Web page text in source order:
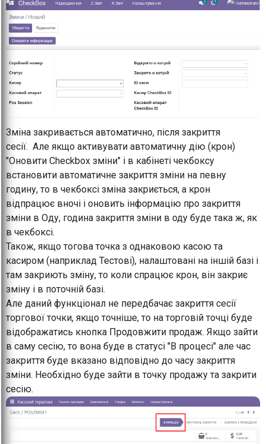
Зміна закривається автоматично, після закриття
сесії. Але якщо активувати автоматичну дію (крон)
"Оновити Checkbox зміни" і в кабінеті чекбоксу
встановити автоматичне закриття зміни на певну
годину, то в чекбоксі зміна закриється, а крон
відпрацює вночі і оновить інформацію про закриття
зміни в Оду, година закриття зміни в оду буде така ж, як
в чекбоксі.
Також, якщо тогова точка з однаковою касою та
касиром (наприклад Тестові), налаштовані на іншій базі і
там закриють зміну, то коли спрацює крон, він закриє
зміну і в поточній базі.
Але даний функціонал не передбачає закриття сесії
торгової точки, якщо точніше, то на торговій точці буде
відображатись кнопка Продовжити продаж. Якщо зайти
в саму сесію, то вона буде в статусі "В процесі" але час
закриття буде вказано відповідно до часу закриття
зміни. Необхідно буде зайти в точку продажу та закрити
сесію.